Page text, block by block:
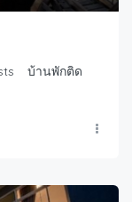
บ้านพักติด